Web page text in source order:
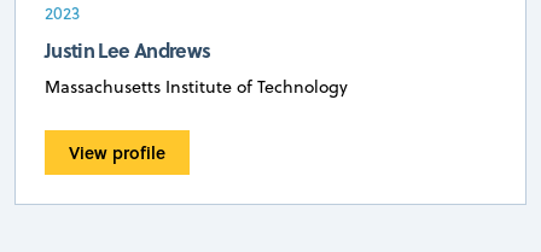
2023
Justin Lee Andrews
Massachusetts Institute of Technology
View profile